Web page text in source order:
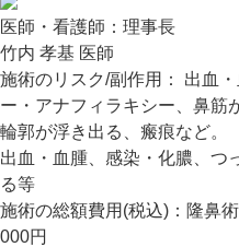
医師・看護師： 理事長
竹内 孝基 医師
施術のリスク/副作用：
出血
ー・アナフィラキシー、鼻筋
輪郭が浮き出る、瘢痕など。
出血・血腫、感染・化膿、つ
る等
施術の総額費用(税込)： 隆鼻
000円